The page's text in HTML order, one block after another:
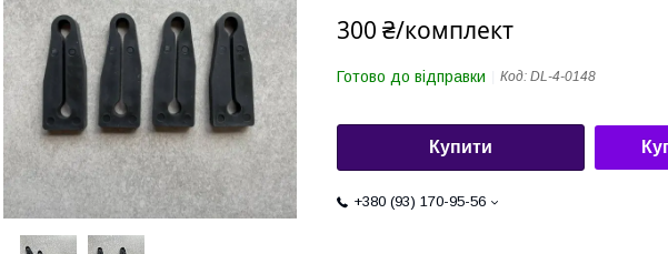
300 ₴/комплект
Готово до відправки Код: DL-4-0148
Купити
+380 (93) 170-95-56